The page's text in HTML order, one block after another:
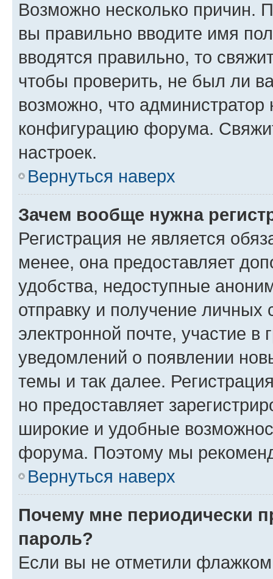
Возможно несколько причин.
вы правильно вводите имя
вводятся правильно, то
чтобы проверить, не был ли
возможно, что администратор
конфигурацию форума.
настроек.
Вернуться наверх
Зачем вообще нужна
Регистрация не является
менее, она предоставляет
удобства, недоступные
отправку и получение
электронной почте, участие в
уведомлений о появлении
темы и так далее.
но предоставляет
широкие и удобные
форума. Поэтому мы
Вернуться наверх
Почему мне периодически
пароль?
Если вы не отметили флажком